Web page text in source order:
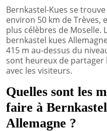
Bernkastel-Kues se
environ 50 km de Trèves,
plus célèbres de Moselle.
bernkastel kues
415 m au-dessus du
sont heureux de
avec les visiteurs.
Quelles sont les
faire à
Allemagne ?